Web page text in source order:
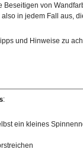
von
in jedem Fall aus,
und Hinweise zu
:
ein kleines